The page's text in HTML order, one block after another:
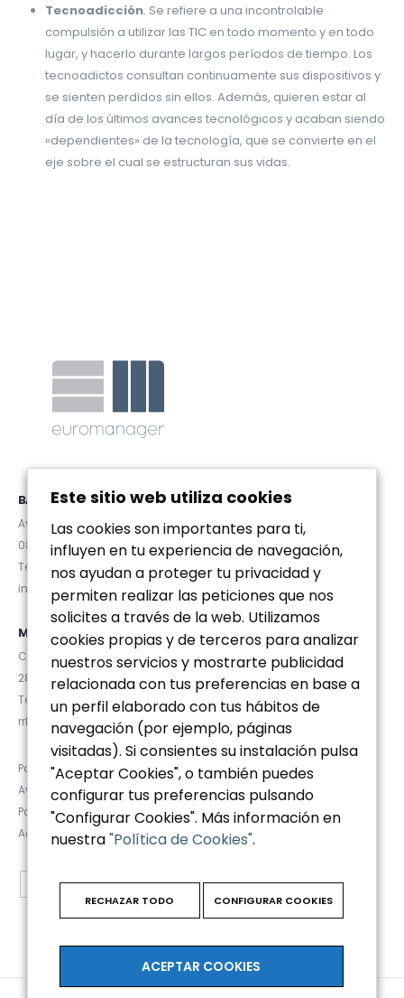
Tecnoadicción. Se refiere a una incontrolable
compulsión a utilizar las TIC en todo momento y en todo
lugar, y hacerlo durante largos períodos de tiempo. Los
tecnoadictos consultan continuamente sus dispositivos y
se sienten perdidos sin ellos. Además, quieren estar al
día de los últimos avances tecnológicos y acaban siendo
«dependientes» de la tecnología, que se convierte en el
eje sobre el cual se estructuran sus vidas.
BARCELONA
Avda. Diagonal 467, Pral. 2ª
08036 (Barcelona)
Tel. (+34) 93 467 84 67
info@euromanager.es
MADRID
C/ Velázquez 92, 4ºD
28006 (Madrid)
Tel. (+34) 91 781 92 20
rrhh@euromanager.es
Política de privacidad
Aviso Legal
Política de Cookies
Accesibilidad
Este sitio web utiliza cookies
Las cookies son importantes para ti,
influyen en tu experiencia de navegación,
nos ayudan a proteger tu privacidad y
permiten realizar las peticiones que nos
solicites a través de la web. Utilizamos
cookies propias y de terceros para analizar
nuestros servicios y mostrarte publicidad
relacionada con tus preferencias en base a
un perfil elaborado con tus hábitos de
navegación (por ejemplo, páginas
visitadas). Si consientes su instalación pulsa
"Aceptar Cookies", o también puedes
configurar tus preferencias pulsando
"Configurar Cookies". Más información en
nuestra"Política de Cookies".
RECHAZAR TODO CONFIGURAR COOKIES
ACEPTAR COOKIES